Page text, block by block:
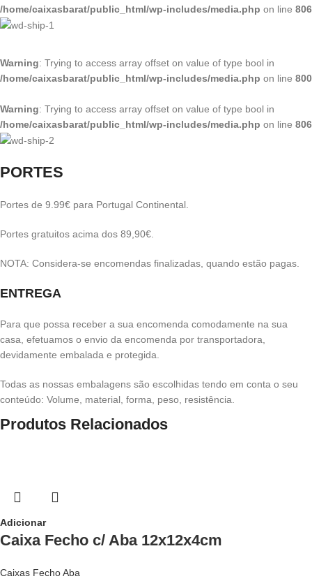
/home/caixasbarat/public_html/wp-includes/media.php on line 806
Warning: Trying to access array offset on value of type bool in
/home/caixasbarat/public_html/wp-includes/media.php on line 800
Warning: Trying to access array offset on value of type bool in
/home/caixasbarat/public_html/wp-includes/media.php on line 806
PORTES
Portes de 9.99€ para Portugal Continental.
Portes gratuitos acima dos 89,90€.
NOTA: Considera-se encomendas finalizadas, quando estão pagas.
ENTREGA
Para que possa receber a sua encomenda comodamente na sua
casa, efetuamos o envio da encomenda por transportadora,
devidamente embalada e protegida.
Todas as nossas embalagens são escolhidas tendo em conta o seu
conteúdo: Volume, material, forma, peso, resistência.
Produtos Relacionados
Adicionar
Caixa Fecho c/ Aba 12x12x4cm
Caixas Fecho Aba